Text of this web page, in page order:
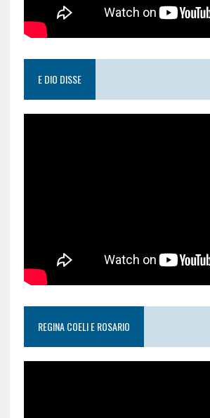
E DIO DISSE
REGINA COELI E ROSARIO